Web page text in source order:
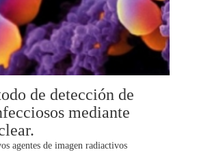
de detección de
mediante
agentes de imagen radiactivos